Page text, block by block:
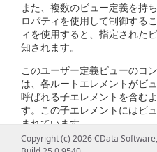
また、複数のビュー定義を持ち
ロパティを使用して制御する
ィを使用すると、指定された
知されます。
このユーザー定義ビューのコ
は、各ルートエレメントがビ
呼ばれる子エレメントを含む
す。この子エレメントにはビ
まれています。
次に例を示します。
Copyright (c) 2026 CData